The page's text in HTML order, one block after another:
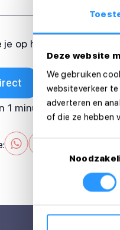
Deze website
We gebruiken
websiteverkeer
adverteren en
of die ze hebben
op het lijf
1 minuut